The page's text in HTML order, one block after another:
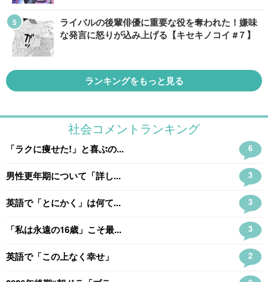
ライバルの後輩俳優に重要な役を奪われた！嫌味
な発言に怒りが込み上げる【キセキノコイ #７】
ランキングをもっと見る